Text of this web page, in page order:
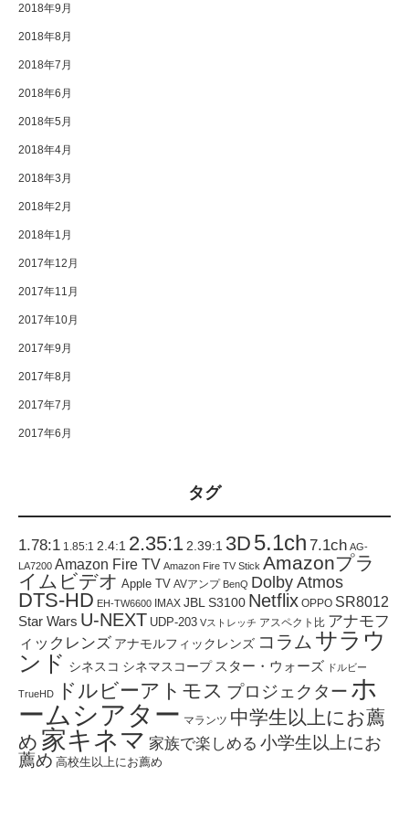
2018年9月
2018年8月
2018年7月
2018年6月
2018年5月
2018年4月
2018年3月
2018年2月
2018年1月
2017年12月
2017年11月
2017年10月
2017年9月
2017年8月
2017年7月
2017年6月
タグ
1.78:1 1.85:1 2.4:1 2.35:1 2.39:1 3D 5.1ch 7.1ch AG-
LA7200 Amazon Fire TV Amazon Fire TV Stick Amazonプラ
イムビデオ Apple TV AVアンプ BenQ Dolby Atmos
DTS-HD EH-TW6600 IMAX JBL S3100 Netflix OPPO SR8012
Star Wars U-NEXT UDP-203 Vストレッチ アスペクト比 アナモフ
ィックレンズ アナモルフィックレンズ コラム サラウ
ンド シネスコ シネマスコープ スター・ウォーズ ドルビー
TrueHD ドルビーアトモス プロジェクター ホ
ームシアター マランツ 中学生以上にお薦
め 家キネマ 家族で楽しめる 小学生以上にお
薦め 高校生以上にお薦め